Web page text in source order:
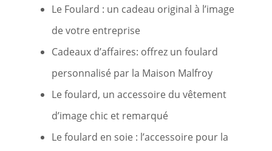
Le Foulard : un cadeau original à l’image
de votre entreprise
Cadeaux d’affaires: offrez un foulard
personnalisé par la Maison Malfroy
Le foulard, un accessoire du vêtement
d’image chic et remarqué
Le foulard en soie : l’accessoire pour la